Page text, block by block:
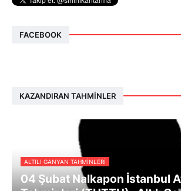
FACEBOOK
KAZANDIRAN TAHMINLER
ALTILI GANYAN TAHMINLERI
04 Şubat Nalkapon İstanbul At